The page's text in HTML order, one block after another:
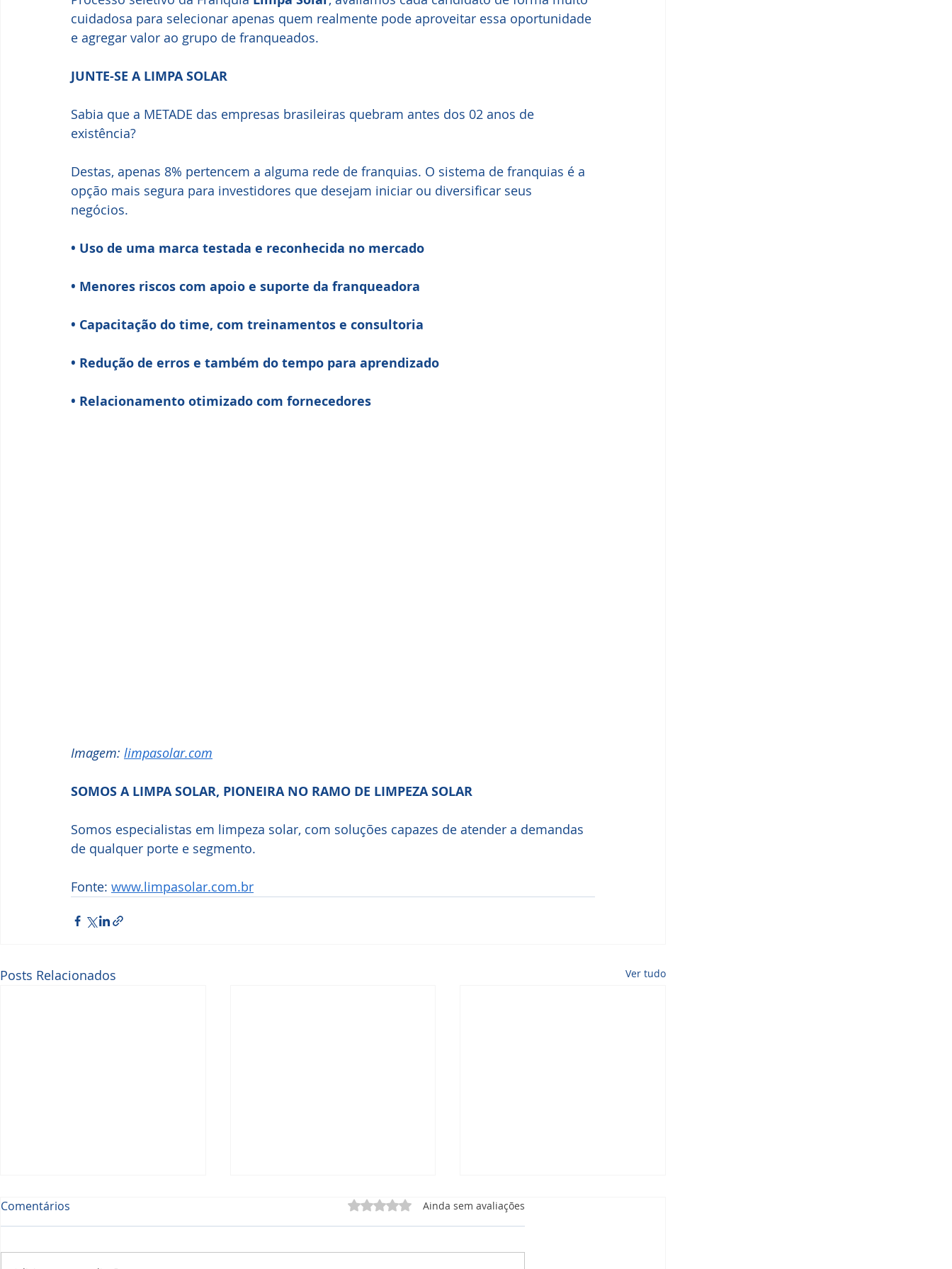
cuidadosa para selecionar apenas quem realmente pode aproveitar essa oportunidade
e agregar valor ao grupo de franqueados.
JUNTE-SE A LIMPA SOLAR
Sabia que a METADE das empresas brasileiras quebram antes dos 02 anos de
existência?
Destas, apenas 8% pertencem a alguma rede de franquias. O sistema de franquias é a
opção mais segura para investidores que desejam iniciar ou diversificar seus
negócios.
• Uso de uma marca testada e reconhecida no mercado
• Menores riscos com apoio e suporte da franqueadora
• Capacitação do time, com treinamentos e consultoria
• Redução de erros e também do tempo para aprendizado
• Relacionamento otimizado com fornecedores
Imagem: limpasolar.com
SOMOS A LIMPA SOLAR, PIONEIRA NO RAMO DE LIMPEZA SOLAR
Somos especialistas em limpeza solar, com soluções capazes de atender a demandas
de qualquer porte e segmento.
Fonte: www.limpasolar.com.br
Posts Relacionados Ver tudo
Comentários Avaliado com 0 de 5 estrelas.
Ainda sem avaliações